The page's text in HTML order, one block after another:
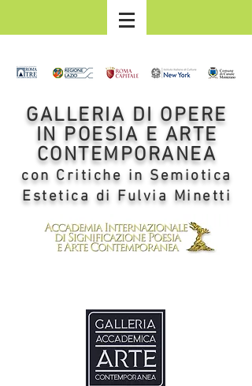
GALLERIA DI OPERE
IN POESIA E ARTE
CONTEMPORANEA
con Critiche in Semiotica
Estetica di Fulvia Minetti